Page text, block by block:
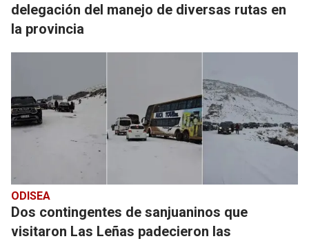
delegación del manejo de diversas rutas en
la provincia
ODISEA
Dos contingentes de sanjuaninos que
visitaron Las Leñas padecieron las